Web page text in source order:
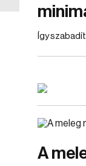
Így
A